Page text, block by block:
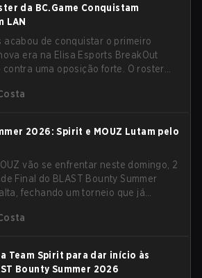
da BC.Game Conquistam
LAN
acabou de conquistar o primeiro
era na Elisa Esports BreakOut
contra uma oposição forte. O roster
vitórias seguidas e uma varrida
2026: Spirit e MOUZ Lutam pelo
vão se enfrentar neste domingo, 2
Final do BLAST Bounty Summer
fechando um torneio que já
Team Spirit para dar início às
Bounty Summer 2026